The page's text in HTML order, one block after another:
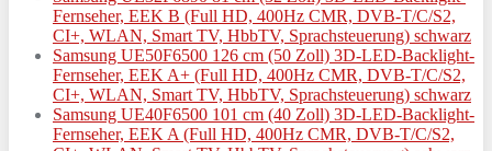
Fernseher, EEK B (Full HD, 400Hz CMR, DVB-T/C/S2,
CI+, WLAN, Smart TV, HbbTV, Sprachsteuerung) schwarz
Samsung UE50F6500 126 cm (50 Zoll) 3D-LED-Backlight-
Fernseher, EEK A+ (Full HD, 400Hz CMR, DVB-T/C/S2,
CI+, WLAN, Smart TV, HbbTV, Sprachsteuerung) schwarz
Samsung UE40F6500 101 cm (40 Zoll) 3D-LED-Backlight-
Fernseher, EEK A (Full HD, 400Hz CMR, DVB-T/C/S2,